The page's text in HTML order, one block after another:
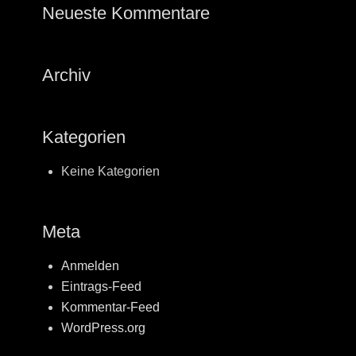
Neueste Kommentare
Archiv
Kategorien
Keine Kategorien
Meta
Anmelden
Eintrags-Feed
Kommentar-Feed
WordPress.org